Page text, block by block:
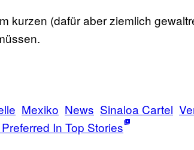
kurzen (dafür aber ziemlich
Mexiko News Sinaloa Cartel
In Top Stories